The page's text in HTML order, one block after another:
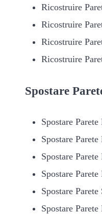
Ricostruire
Ricostruire
Ricostruire
Ricostruire
Spostare
Spostare
Spostare
Spostare
Spostare
Spostare
Spostare